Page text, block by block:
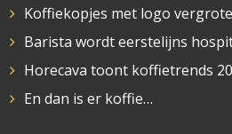
Koffiekopjes met logo
Barista wordt eerstelijns
Horecava toont koffietrends
En dan is er koffie…